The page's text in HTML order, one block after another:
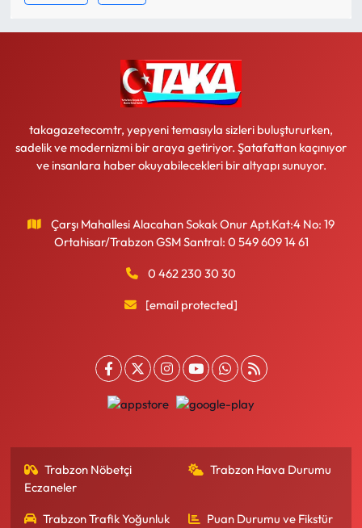
takagazetecomtr, yepyeni temasıyla sizleri buluştururken,
sadelik ve modernizmi bir araya getiriyor. Şatafattan kaçınıyor
ve insanlara haber okuyabilecekleri bir altyapı sunuyor.
Çarşı Mahallesi Alacahan Sokak Onur Apt.Kat:4 No: 19
Ortahisar/Trabzon GSM Santral: 0 549 609 14 61
0 462 230 30 30
[email protected]
Trabzon Nöbetçi
Eczaneler
Trabzon Hava Durumu
Trabzon Trafik Yoğunluk Puan Durumu ve Fikstür